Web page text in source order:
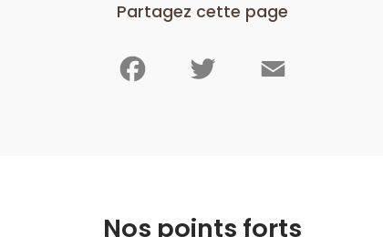
Partagez cette page
Nos points forts